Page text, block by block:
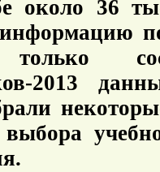
около 36
2013